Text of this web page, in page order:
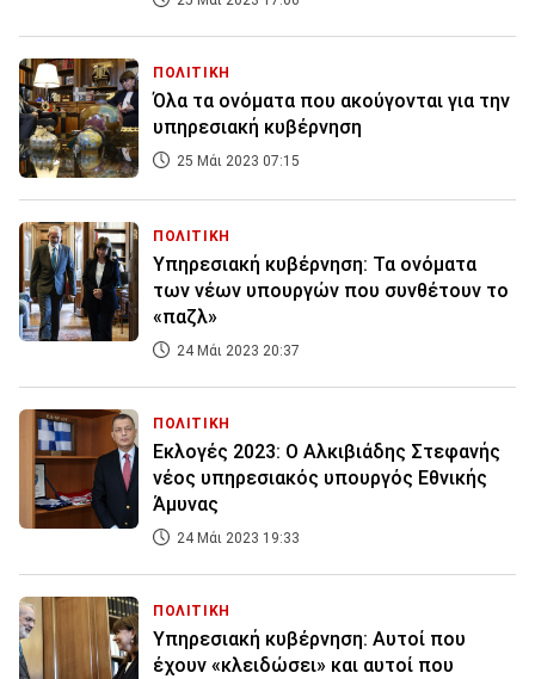
ΠΟΛΙΤΙΚΗ
Όλα τα ονόματα που ακούγονται για την
υπηρεσιακή κυβέρνηση
25 Μάι 2023 07:15
ΠΟΛΙΤΙΚΗ
Υπηρεσιακή κυβέρνηση: Τα ονόματα
των νέων υπουργών που συνθέτουν το
«παζλ»
24 Μάι 2023 20:37
ΠΟΛΙΤΙΚΗ
Εκλογές 2023: Ο Αλκιβιάδης Στεφανής
νέος υπηρεσιακός υπουργός Εθνικής
Άμυνας
24 Μάι 2023 19:33
ΠΟΛΙΤΙΚΗ
Υπηρεσιακή κυβέρνηση: Αυτοί που
έχουν «κλειδώσει» και αυτοί που